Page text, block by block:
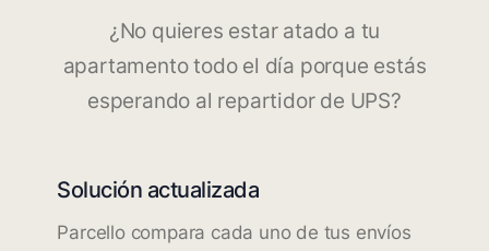
¿No quieres estar atado a tu
apartamento todo el día porque estás
esperando al repartidor de UPS?
Solución actualizada
Parcello compara cada uno de tus envíos